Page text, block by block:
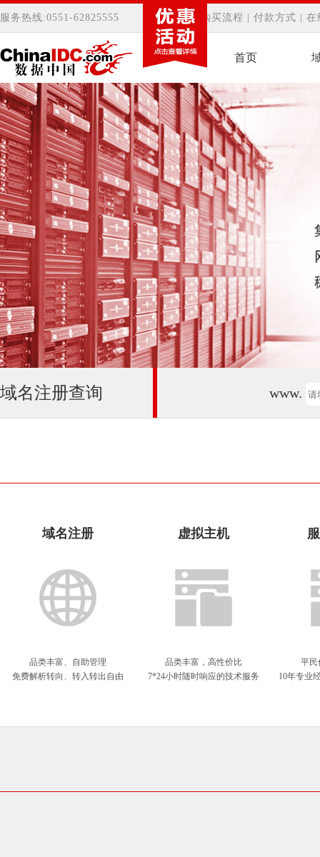
服务热线:0551-62825555 客服中心| 购买流程 付款方式 在
首页
域名注册查询 www.
域名注册
品类丰富、自助管理
免费解析转向、转入转出自由
虚拟主机
品类丰富，高性价比
7*24小时随时响应的技术服务
平民
10年专业